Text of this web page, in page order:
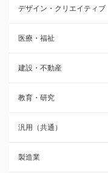
デザイン・クリエイティブ
医療・福祉
建設・不動産
教育・研究
汎用（共通）
製造業